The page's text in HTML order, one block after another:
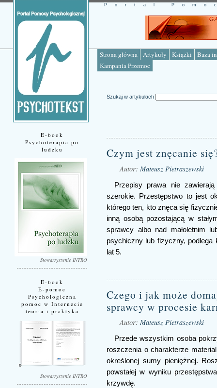
Strona główna Artykuły Książki
Baza
Kampania Przemoc
Portal
E-book
Psychoterapia po
ludzku
Stowarzyszenie INTRO
E-book
E-pomoc
Psychologiczna
pomoc w Internecie
teoria i praktyka
Stowarzyszenie INTRO
Szukaj w artykułach
Czym jest znęcanie
Autor: Mateusz Pietraszewski
Przepisy prawa nie
szerokie. Przestępstwo to jest
którego ten, kto znęca się
inną osobą pozostającą w
sprawcy albo nad małoletnim
psychiczny lub fizyczny,
lat 5.
Czego i jak może
sprawcy w procesie
Autor: Mateusz Pietraszewski
Przede wszystkim osoba
roszczenia o charakterze
określonej sumy pieniężnej.
powstałej w wyniku
krzywdę.